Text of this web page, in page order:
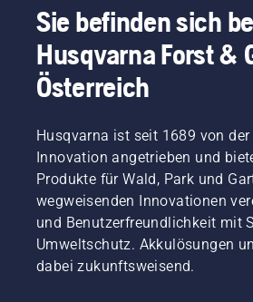
Sie befinden sich
Husqvarna Forst &
Österreich
Husqvarna ist seit 1689 von
Innovation angetrieben und
Produkte für Wald, Park und
wegweisenden Innovationen
und Benutzerfreundlichkeit mit
Umweltschutz. Akkulösungen
dabei zukunftsweisend.